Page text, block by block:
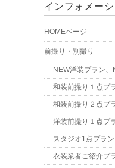
インフォメー
HOMEページ
前撮り・別撮り
NEW洋装プラン
和装前撮り１点プ
和装前撮り２点プ
洋装前撮り１点プ
スタジオ1点プラン
衣装業者ご紹介プ